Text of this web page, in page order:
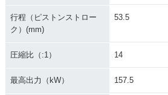
行程（ピストンストロー
ク）(mm)
53.5
圧縮比（:1） 14
最高出力（kW） 157.5